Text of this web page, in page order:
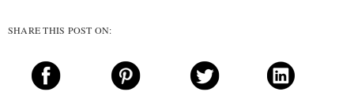
SHARE THIS POST ON: